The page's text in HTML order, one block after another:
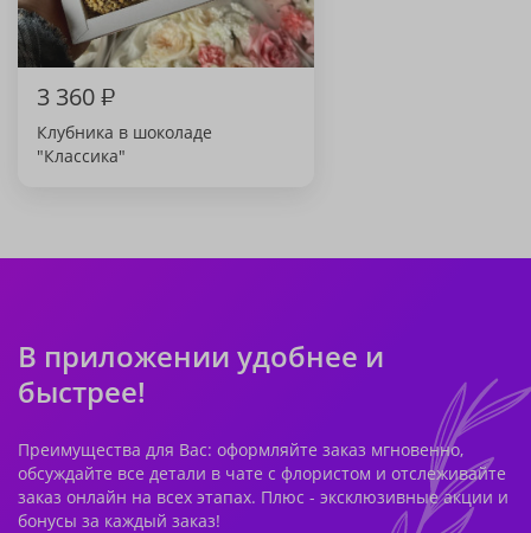
3 360₽
Клубника в шоколаде
"Классика"
В приложении удобнее и
быстрее!
Преимущества для Вас: оформляйте заказ мгновенно,
обсуждайте все детали в чате с флористом и отслеживайте
заказ онлайн на всех этапах. Плюс - эксклюзивные акции и
бонусы за каждый заказ!